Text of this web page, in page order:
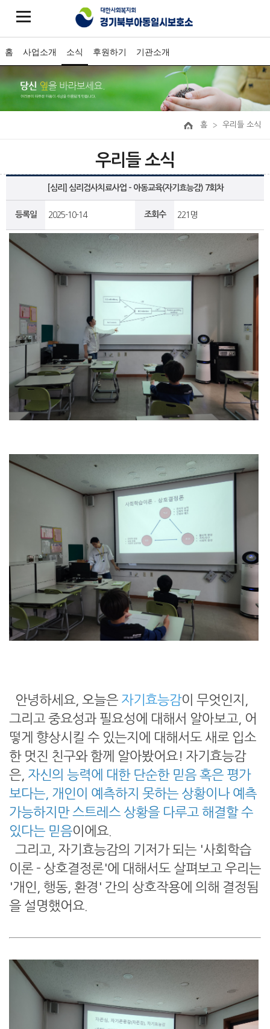
홈 사업소개 소식 후원하기 기관소개
홈 우리들 소식
우리들 소식
[심리] 심리검사치료사업 - 아동교육(자기효능감) 7회차
등록일 2025-10-14 조회수 221명
안녕하세요, 오늘은 자기효능감이 무엇인지,
그리고 중요성과 필요성에 대해서 알아보고, 어
떻게 향상시킬 수 있는지에 대해서도 새로 입소
한 멋진 친구와 함께 알아봤어요! 자기효능감
은, 자신의 능력에 대한 단순한 믿음 혹은 평가
보다는, 개인이 예측하지 못하는 상황이나 예측
가능하지만 스트레스 상황을 다루고 해결할 수
있다는 믿음이에요.
그리고, 자기효능감의 기저가 되는 '사회학습
이론 - 상호결정론'에 대해서도 살펴보고 우리는
'개인, 행동, 환경' 간의 상호작용에 의해 결정됨
을 설명했어요.